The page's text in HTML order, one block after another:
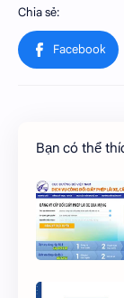
Bạn có thể